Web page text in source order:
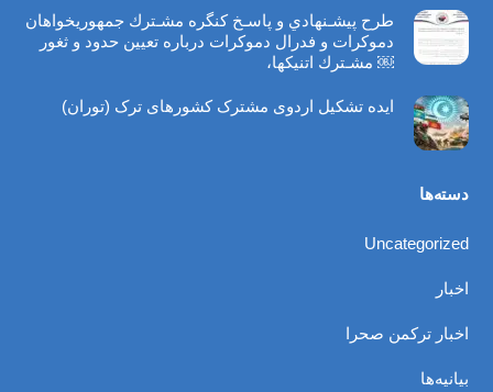
طرح پيشـنهادي و پاسـخ كنگره مشـترك جمهوريخواهان
دموكرات و فدرال دموكرات درباره تعيين حدود و ثغور
￼ مشـترك اتنيكها،
ایده تشکیل اردوی مشترک کشورهای ترک (توران)
دسته‌ها
Uncategorized
اخبار
اخبار ترکمن صحرا
بیانیه‌ها